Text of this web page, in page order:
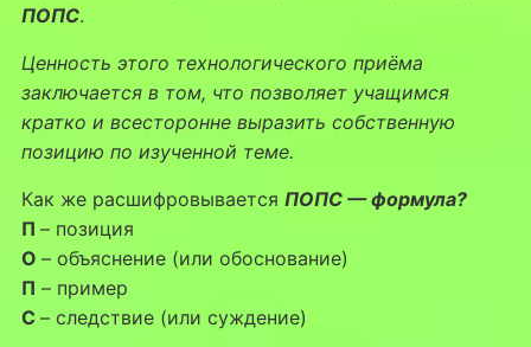
ПОПС.
Ценность этого технологического приёма
заключается в том, что позволяет уча­щимся
кратко и всесторонне выразить собственную
позицию по изученной теме.
Как же расшифровывается ПОПС — формула?
П – позиция
О – объяснение (или обоснование)
П – пример
С – следствие (или суждение)